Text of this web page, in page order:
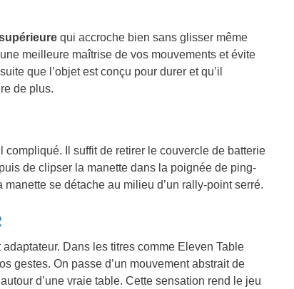
qui accroche bien sans glisser même
meilleure maîtrise de vos mouvements et évite
que l’objet est conçu pour durer et qu’il
de plus.
Il suffit de retirer le couvercle de batterie
de clipser la manette dans la poignée de ping-
se détache au milieu d’un rally-point serré.
Dans les titres comme Eleven Table
gestes. On passe d’un mouvement abstrait de
d’une vraie table. Cette sensation rend le jeu